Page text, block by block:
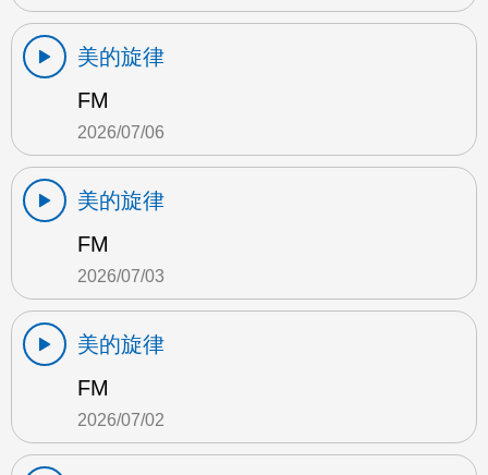
美的旋律
FM
2026/07/06
美的旋律
FM
2026/07/03
美的旋律
FM
2026/07/02